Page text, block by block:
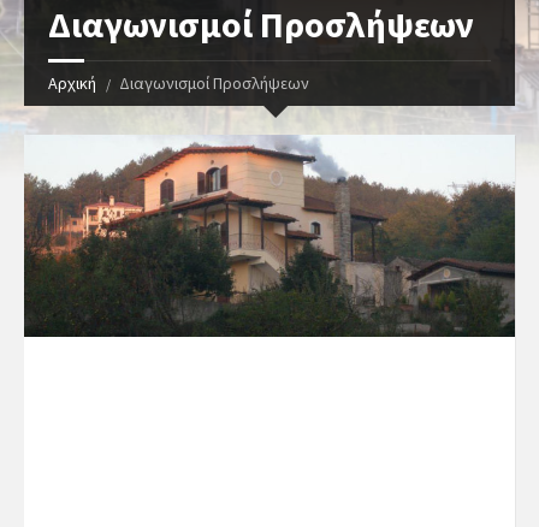
Διαγωνισμοί Προσλήψεων
Αρχική Διαγωνισμοί Προσλήψεων